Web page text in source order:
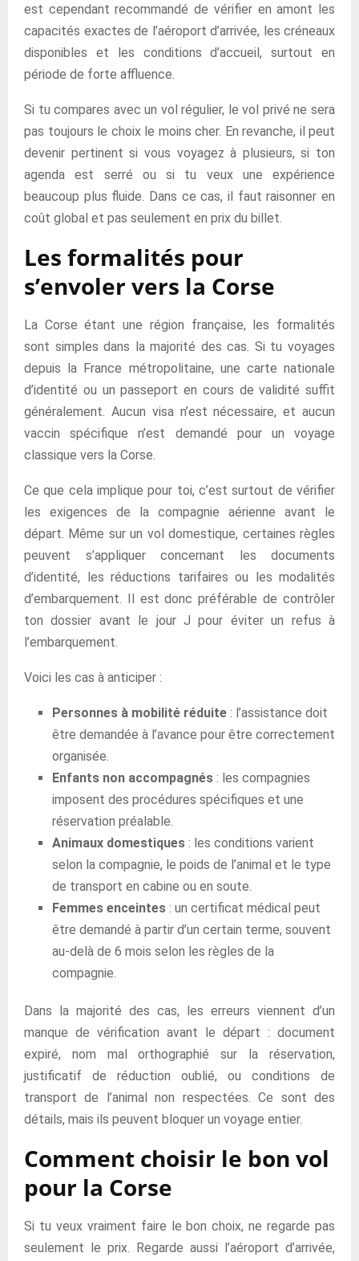
est cependant recommandé de vérifier en amont les
capacités exactes de l’aéroport d’arrivée, les créneaux
disponibles et les conditions d’accueil, surtout en
période de forte affluence.
Si tu compares avec un vol régulier, le vol privé ne sera
pas toujours le choix le moins cher. En revanche, il peut
devenir pertinent si vous voyagez à plusieurs, si ton
agenda est serré ou si tu veux une expérience
beaucoup plus fluide. Dans ce cas, il faut raisonner en
coût global et pas seulement en prix du billet.
Les formalités pour
s’envoler vers la Corse
La Corse étant une région française, les formalités
sont simples dans la majorité des cas. Si tu voyages
depuis la France métropolitaine, une carte nationale
d’identité ou un passeport en cours de validité suffit
généralement. Aucun visa n’est nécessaire, et aucun
vaccin spécifique n’est demandé pour un voyage
classique vers la Corse.
Ce que cela implique pour toi, c’est surtout de vérifier
les exigences de la compagnie aérienne avant le
départ. Même sur un vol domestique, certaines règles
peuvent s’appliquer concernant les documents
d’identité, les réductions tarifaires ou les modalités
d’embarquement. Il est donc préférable de contrôler
ton dossier avant le jour J pour éviter un refus à
l’embarquement.
Voici les cas à anticiper :
Personnes à mobilité réduite : l’assistance doit
être demandée à l’avance pour être correctement
organisée.
Enfants non accompagnés : les compagnies
imposent des procédures spécifiques et une
réservation préalable.
Animaux domestiques : les conditions varient
selon la compagnie, le poids de l’animal et le type
de transport en cabine ou en soute.
Femmes enceintes : un certificat médical peut
être demandé à partir d’un certain terme, souvent
au-delà de 6 mois selon les règles de la
compagnie.
Dans la majorité des cas, les erreurs viennent d’un
manque de vérification avant le départ : document
expiré, nom mal orthographié sur la réservation,
justificatif de réduction oublié, ou conditions de
transport de l’animal non respectées. Ce sont des
détails, mais ils peuvent bloquer un voyage entier.
Comment choisir le bon vol
pour la Corse
Si tu veux vraiment faire le bon choix, ne regarde pas
seulement le prix. Regarde aussi l’aéroport d’arrivée,